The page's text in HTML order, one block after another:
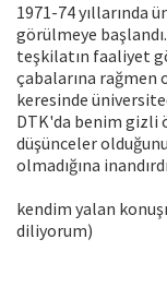
1971-74 yıllarında
görülmeye
teşkilatın faaliyet
çabalarına rağmen
keresinde
DTK'da benim gizli
düşünceler
olmadığına
kendim yalan
diliyorum)